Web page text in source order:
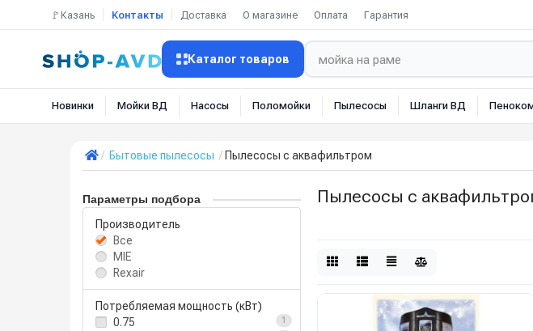
🚩Казань Контакты Доставка О магазине Оплата Гарантия
Каталог товаров
Новинки Мойки ВД Насосы Поломойки Пылесосы Шланги ВД
Бытовые пылесосы Пылесосы с аквафильтром
Параметры подбора
Производитель
Все
MIE
Rexair
Потребляемая мощность (кВт)
0.75
1
Пылесосы с